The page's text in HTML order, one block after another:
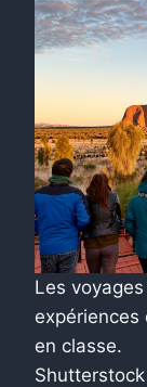
Les
expériences
en classe.
Shutterstock